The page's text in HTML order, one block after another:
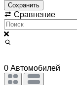
Сохранить
Сравнение
0 Автомобилей